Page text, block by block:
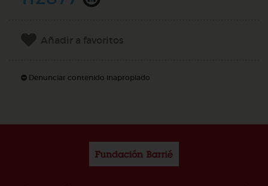
Añadir a favoritos
Denunciar contenido inapropiado